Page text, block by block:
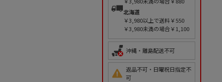
北海道
￥3,980以上で送料￥550
￥3,980未満の場合￥1,100
沖縄・離島配送不可
返品不可・日曜祝日指定不
可